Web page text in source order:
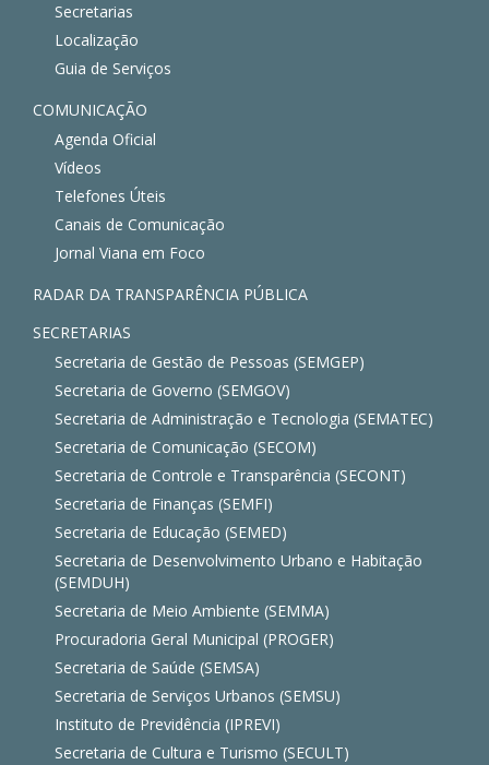
Secretarias
Localização
Guia de Serviços
COMUNICAÇÃO
Agenda Oficial
Vídeos
Telefones Úteis
Canais de Comunicação
Jornal Viana em Foco
RADAR DA TRANSPARÊNCIA PÚBLICA
SECRETARIAS
Secretaria de Gestão de Pessoas (SEMGEP)
Secretaria de Governo (SEMGOV)
Secretaria de Administração e Tecnologia (SEMATEC)
Secretaria de Comunicação (SECOM)
Secretaria de Controle e Transparência (SECONT)
Secretaria de Finanças (SEMFI)
Secretaria de Educação (SEMED)
Secretaria de Desenvolvimento Urbano e Habitação
(SEMDUH)
Secretaria de Meio Ambiente (SEMMA)
Procuradoria Geral Municipal (PROGER)
Secretaria de Saúde (SEMSA)
Secretaria de Serviços Urbanos (SEMSU)
Instituto de Previdência (IPREVI)
Secretaria de Cultura e Turismo (SECULT)